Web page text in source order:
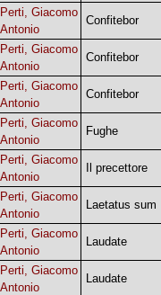
Perti, Giacomo
Antonio
Confitebor
Perti, Giacomo
Antonio
Confitebor
Perti, Giacomo
Antonio
Confitebor
Perti, Giacomo
Antonio
Fughe
Perti, Giacomo
Antonio
Il precettore
Perti, Giacomo
Antonio
Laetatus sum
Perti, Giacomo
Antonio
Laudate
Perti, Giacomo
Antonio
Laudate